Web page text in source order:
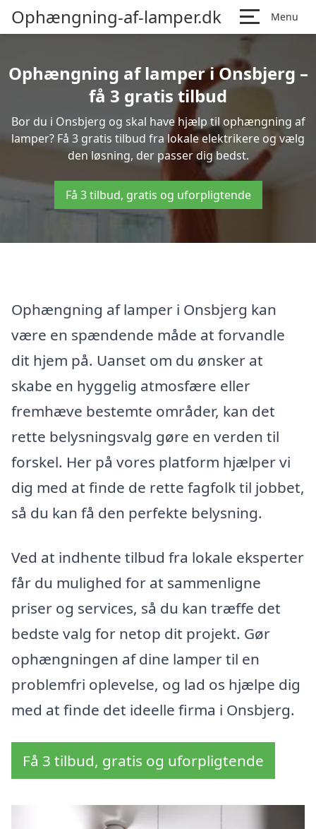
Ophængning-af-lamper.dk Menu
Ophængning af lamper i Onsbjerg –
få 3 gratis tilbud
Bor du i Onsbjerg og skal have hjælp til ophængning af
lamper? Få 3 gratis tilbud fra lokale elektrikere og vælg
den løsning, der passer dig bedst.
Få 3 tilbud, gratis og uforpligtende
Ophængning af lamper i Onsbjerg kan
være en spændende måde at forvandle
dit hjem på. Uanset om du ønsker at
skabe en hyggelig atmosfære eller
fremhæve bestemte områder, kan det
rette belysningsvalg gøre en verden til
forskel. Her på vores platform hjælper vi
dig med at finde de rette fagfolk til jobbet,
så du kan få den perfekte belysning.
Ved at indhente tilbud fra lokale eksperter
får du mulighed for at sammenligne
priser og services, så du kan træffe det
bedste valg for netop dit projekt. Gør
ophængningen af dine lamper til en
problemfri oplevelse, og lad os hjælpe dig
med at finde det ideelle firma i Onsbjerg.
Få 3 tilbud, gratis og uforpligtende